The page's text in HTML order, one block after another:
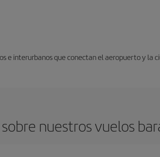
e interurbanos que conectan el aeropuerto y la
nuestros vuelos